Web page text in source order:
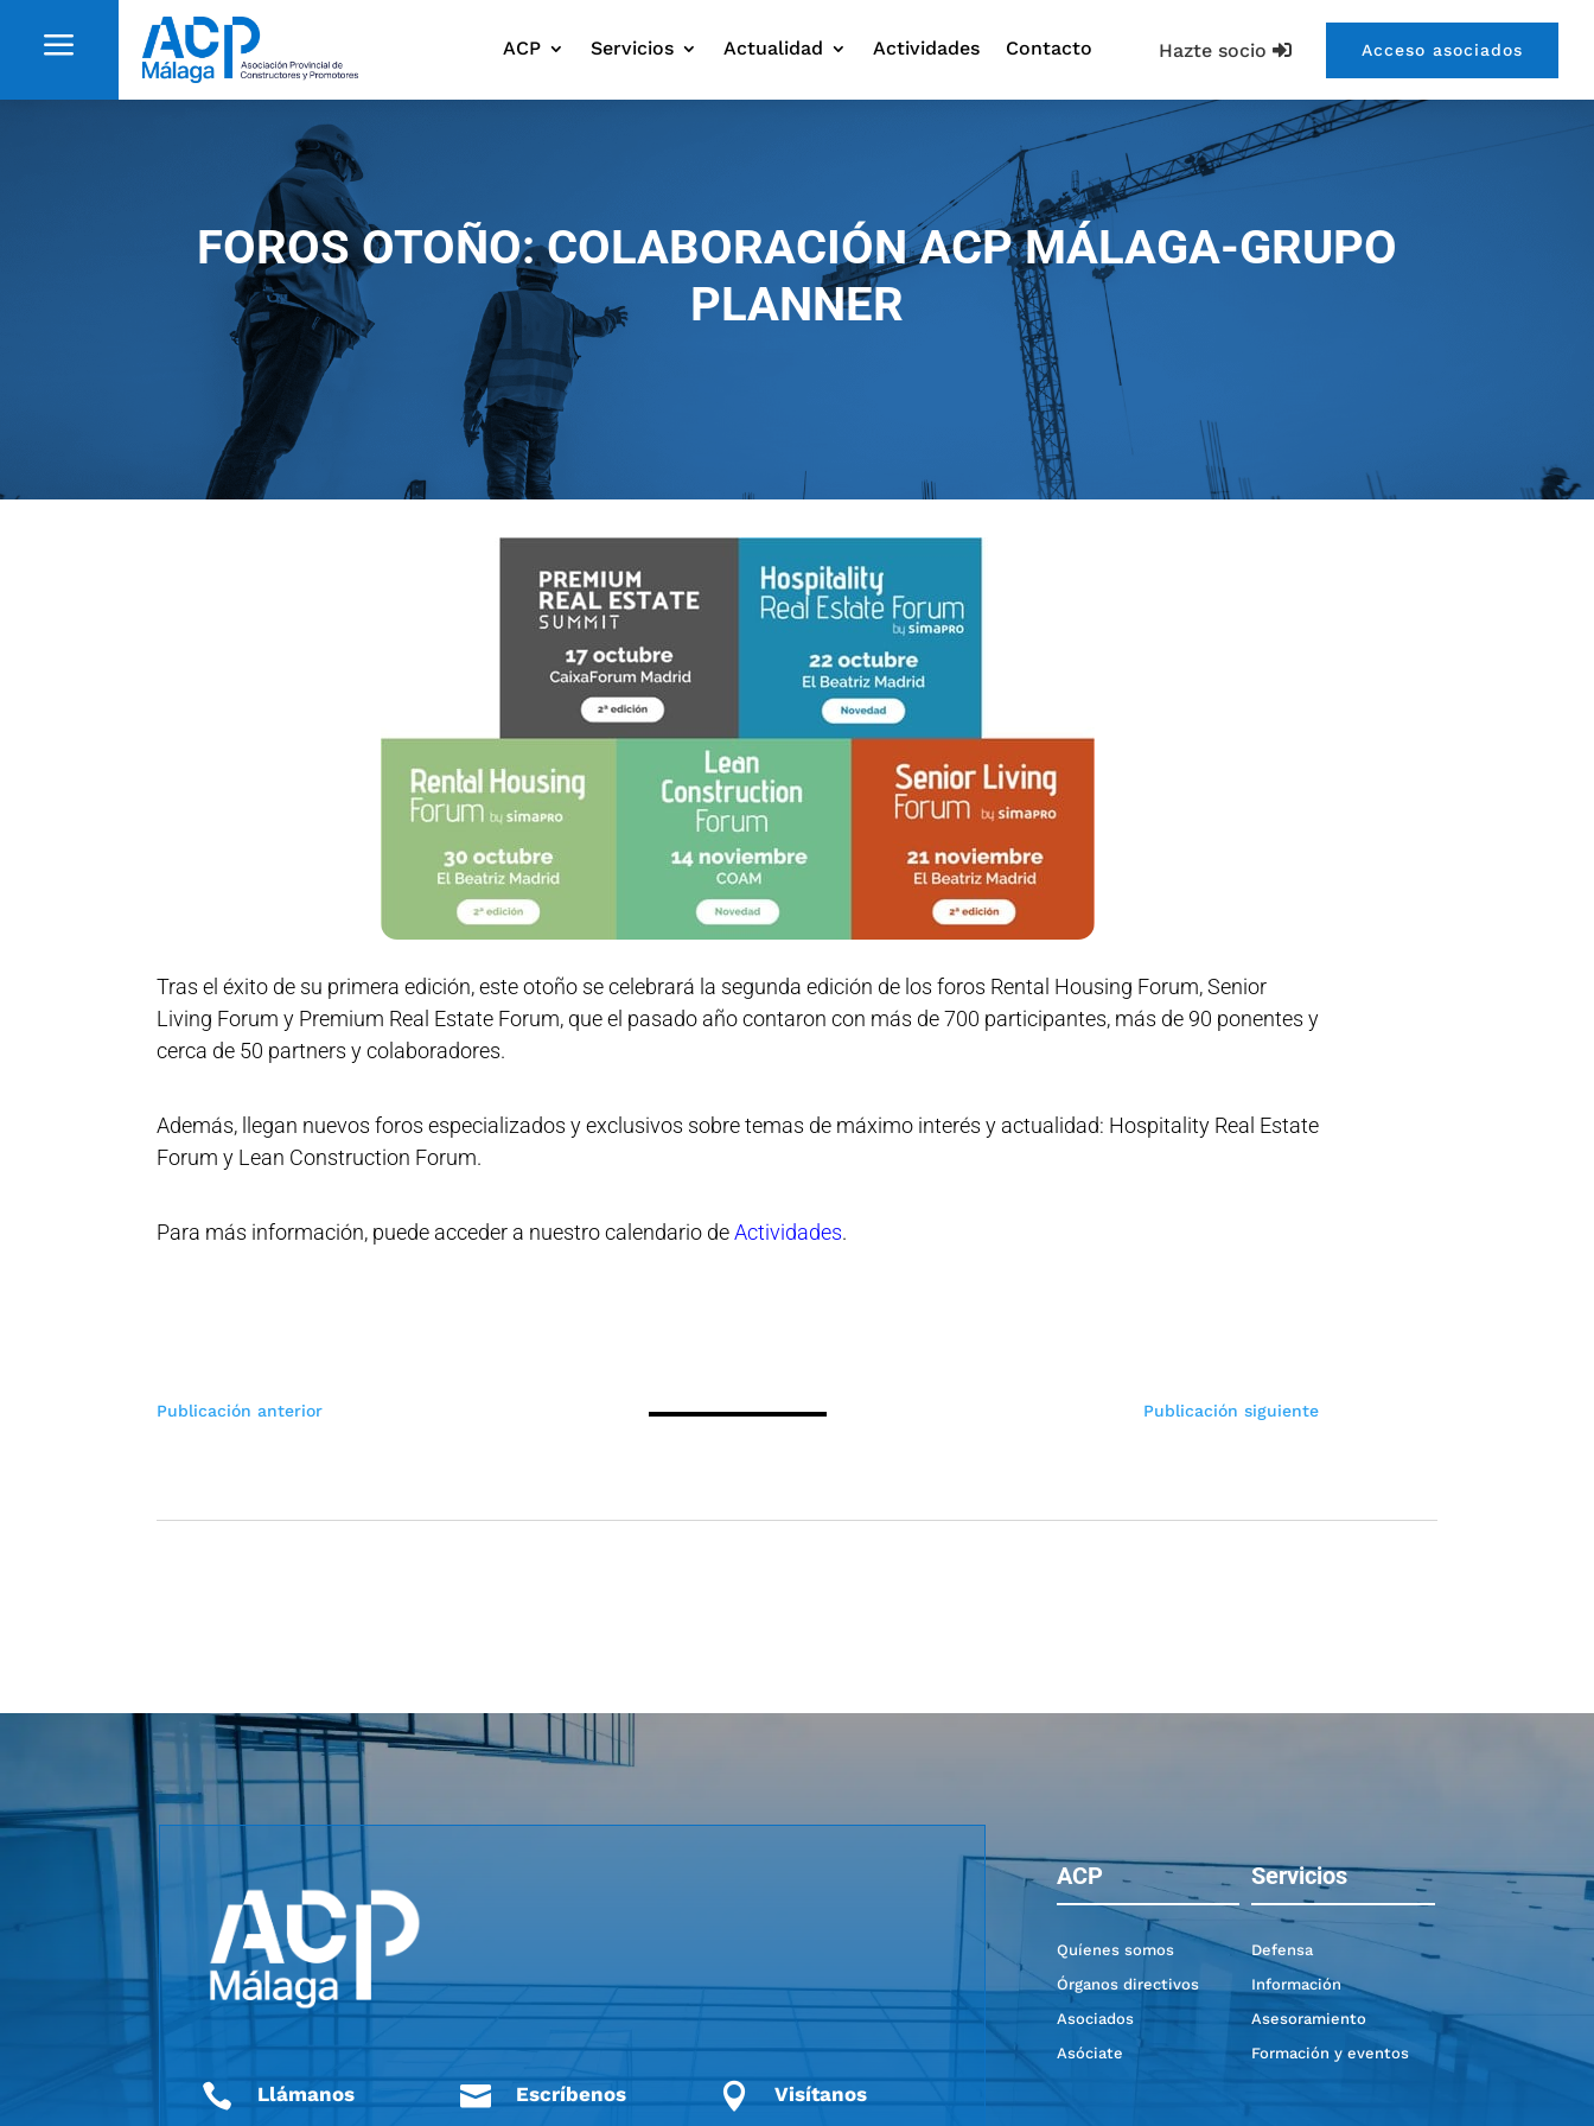
a Hazte socio Acceso asociados
ACP Servicios Actualidad Actividades Contacto
FOROS OTOÑO: COLABORACIÓN ACP MÁLAGA-GRUPO
PLANNER
Tras el éxito de su primera edición, este otoño se celebrará la segunda edición de los foros Rental Housing Forum, Senior
Living Forum y Premium Real Estate Forum, que el pasado año contaron con más de 700 participantes, más de 90 ponentes y
cerca de 50 partners y colaboradores.
Además, llegan nuevos foros especializados y exclusivos sobre temas de máximo interés y actualidad: Hospitality Real Estate
Forum y Lean Construction Forum.
Para más información, puede acceder a nuestro calendario deActividades.
Navegación
Publicación anterior Publicación siguiente
 Llámanos  Escríbenos  Visítanos
ACP Servicios
Quíenes somos
Órganos directivos
Asociados
Asóciate
Defensa
Información
Asesoramiento
Formación y eventos